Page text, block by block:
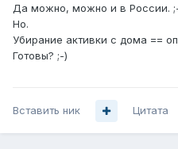
Да можно, можно и в России.
Но.
Убирание активки с дома ==
Готовы? ;-)
Вставить ник Цитата